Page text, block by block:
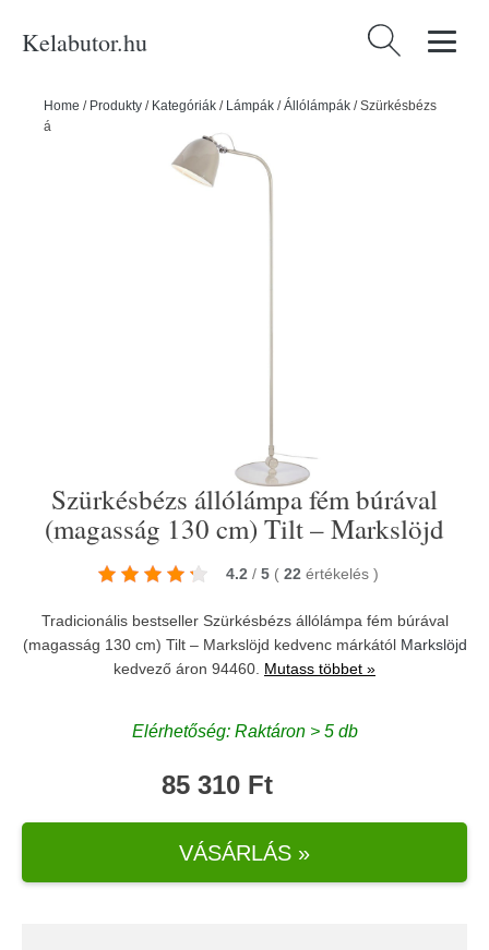
Kelabutor.hu Keresés:
Home / Produkty / Kategóriák / Lámpák /Állólámpák /Szürkésbézs
állólámpa fém búrával (magasság 130 cm) Tilt – Markslöjd
Szürkésbézs állólámpa fém búrával
(magasság 130 cm) Tilt – Markslöjd
4.2 / 5 ( 22 értékelés )
Tradicionális bestseller Szürkésbézs állólámpa fém búrával
(magasság 130 cm) Tilt – Markslöjd kedvenc márkától Markslöjd
kedvező áron 94460. Mutass többet »
Elérhetőség: Raktáron > 5 db
85 310 Ft
VÁSÁRLÁS »